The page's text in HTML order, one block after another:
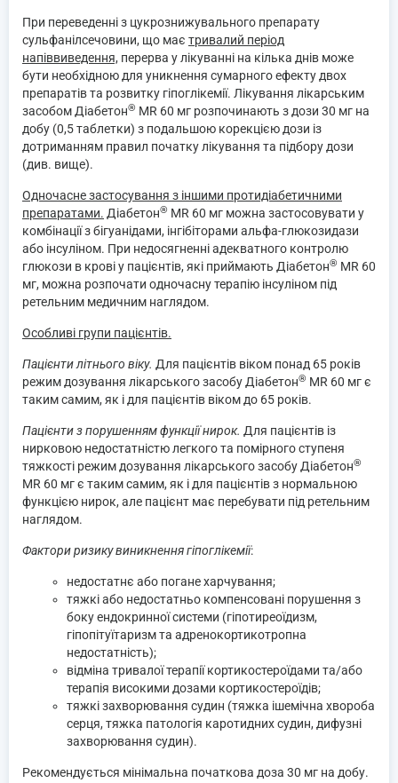
При переведенні з цукрознижувального препарату
сульфанілсечовини, що має тривалий період
напіввиведення, перерва у лікуванні на кілька днів може
бути необхідною для уникнення сумарного ефекту двох
препаратів та розвитку гіпоглікемії. Лікування лікарським
засобом Діабетон® MR 60 мг розпочинають з дози 30 мг на
добу (0,5 таблетки) з подальшою корекцією дози із
дотриманням правил початку лікування та підбору дози
(див. вище).
Одночасне застосування з іншими протидіабетичними
препаратами. Діабетон® MR 60 мг можна застосовувати у
комбінації з бігуанідами, інгібіторами альфа-глюкозидази
або інсуліном. При недосягненні адекватного контролю
глюкози в крові у пацієнтів, які приймають Діабетон® MR 60
мг, можна розпочати одночасну терапію інсуліном під
ретельним медичним наглядом.
Особливі групи пацієнтів.
Пацієнти літнього віку. Для пацієнтів віком понад 65 років
режим дозування лікарського засобу Діабетон® MR 60 мг є
таким самим, як і для пацієнтів віком до 65 років.
Пацієнти з порушенням функції нирок. Для пацієнтів із
нирковою недостатністю легкого та помірного ступеня
тяжкості режим дозування лікарського засобу Діабетон®
MR 60 мг є таким самим, як і для пацієнтів з нормальною
функцією нирок, але пацієнт має перебувати під ретельним
наглядом.
Фактори ризику виникнення гіпоглікемії:
недостатнє або погане харчування;
тяжкі або недостатньо компенсовані порушення з
боку ендокринної системи (гіпотиреоїдизм,
гіпопітуїтаризм та адренокортикотропна
недостатність);
відміна тривалої терапії кортикостероїдами та/або
терапія високими дозами кортикостероїдів;
тяжкі захворювання судин (тяжка ішемічна хвороба
серця, тяжка патологія каротидних судин, дифузні
захворювання судин).
Рекомендується мінімальна початкова доза 30 мг на добу.